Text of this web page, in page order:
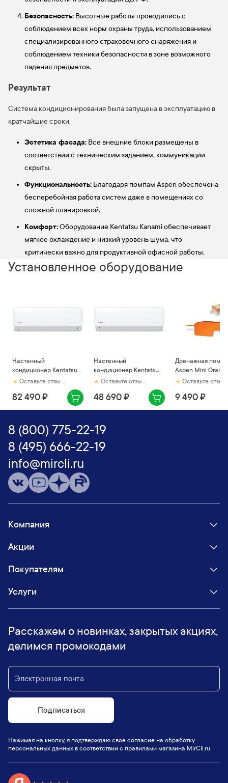
Безопасность: Высотные работы проводились с
соблюдением всех норм охраны труда, использованием
специализированного страховочного снаряжения и
соблюдением техники безопасности в зоне возможного
падения предметов.
Результат
Система кондиционирования была запущена в эксплуатацию в
кратчайшие сроки.
Эстетика фасада: Все внешние блоки размещены в
соответствии с техническим заданием, коммуникации
скрыты.
Функциональность: Благодаря помпам Aspen обеспечена
бесперебойная работа систем даже в помещениях со
сложной планировкой.
Комфорт:Оборудование Kentatsu Kanami обеспечивает
мягкое охлаждение и низкий уровень шума, что
критически важно для продуктивной офисной работы.
Установленное оборудование
Настенный
кондиционер Kentatsu
Kanami
KSGA53HZRN1W/KSRA53HZRN1
Оставьте отзыв первым
82 490 ₽
Настенный
кондиционер Kentatsu
Kanami
KSGAA35HZRN1W/KSRAA35HZRN1
Оставьте отзыв первым
48 690 ₽
Дренажная помпа
Aspen Mini
Оставьте отзыв первым
9 490 ₽
8 (800) 775-22-19
8 (495) 666-22-19
info@mircli.ru
Компания
Акции
Покупателям
Услуги
Расскажем о новинках, закрытых акциях,
делимся промокодами
Подписаться
Нажимая на кнопку, я подтверждаю свое согласие на обработку
персональных данных в соответствии с правилами магазина MirCli.ru